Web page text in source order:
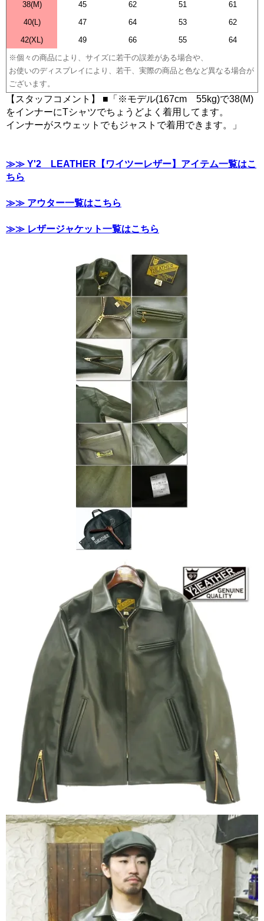
38(M) 45 62 51
61
40(L)
47 64 53
62
42(XL)
49 66 55
64
※個々の商品により、サイズに若干の誤差がある場合や、
お使いのディスプレイにより、若干、実際の商品と色など異なる場合が
ございます。
【スタッフコメント】 ■「※モデル(167cm 55kg)で38(M)
をインナーにTシャツでちょうどよく着用してます。
インナーがスウェットでもジャストで着用できます。」
≫≫ Y'2 LEATHER【ワイツーレザー】アイテム一覧はこ
ちら
≫≫ アウター一覧はこちら
≫≫ レザージャケット一覧はこちら